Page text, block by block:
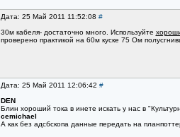
Дата: 25 Май 2011 11:52:08 #
30м кабеля- достаточно много. Используйте
проверено практикой на 60м куске 75 Ом
Дата: 25 Май 2011 12:06:42 #
DEN
Блин хороший тока в инете искать у нас в
cemichael
А как без адсбскопа данные передать на